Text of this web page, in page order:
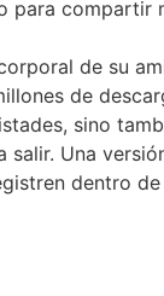
de su
de
sino
Una
dentro